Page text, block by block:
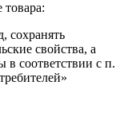
товара:
сохранять
свойства, а
в соответствии с п.